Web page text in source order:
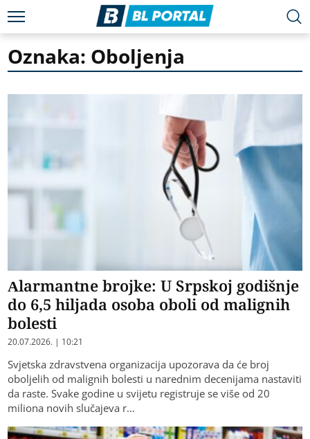
Oznaka: Oboljenja
Alarmantne brojke: U Srpskoj godišnje
do 6,5 hiljada osoba oboli od malignih
bolesti
20.07.2026. | 10:21
Svjetska zdravstvena organizacija upozorava da će broj
oboljelih od malignih bolesti u narednim decenijama nastaviti
da raste. Svake godine u svijetu registruje se više od 20
miliona novih slučajeva r…